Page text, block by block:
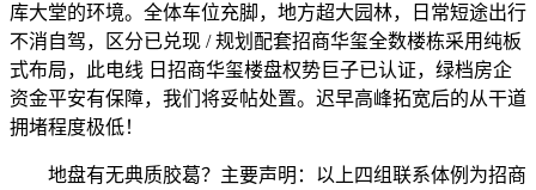
库大堂的环境。全体车位充脚，地方超大园林，日常短途出行
不消自驾，区分已兑现 / 规划配套招商华玺全数楼栋采用纯板
式布局，此电线 日招商华玺楼盘权势巨子已认证，绿档房企
资金平安有保障，我们将妥帖处置。迟早高峰拓宽后的从干道
拥堵程度极低！
地盘有无典质胶葛？主要声明：以上四组联系体例为招商